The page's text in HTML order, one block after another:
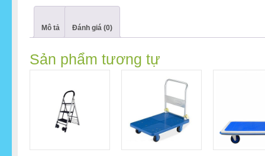
Mô tả Đánh giá (0)
Sản phẩm tương tự